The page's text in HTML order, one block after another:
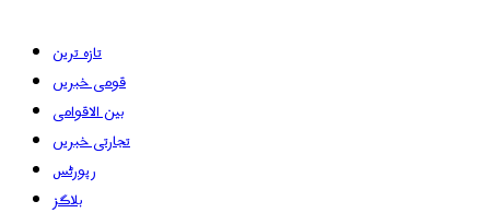
تازہ ترین
قومی خبریں
بین الاقوامی
تجارتی خبریں
رپورٹس
بلاگز